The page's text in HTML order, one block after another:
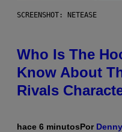
SCREENSHOT: NETEASE
Who Is The
Know About
Rivals
hace 6 minutosPor